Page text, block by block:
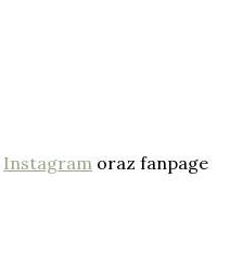
Instagram oraz fanpage